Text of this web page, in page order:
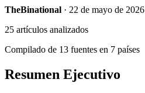
TheBinational · 22 de mayo de 2026
25 artículos analizados
Compilado de 13 fuentes en 7 países
Resumen Ejecutivo